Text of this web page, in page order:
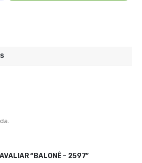
“BALONÊ – 2597”